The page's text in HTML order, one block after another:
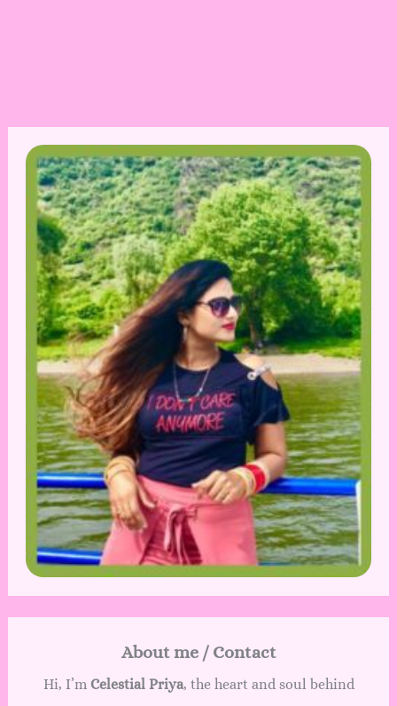
About me / Contact
Hi, I’m Celestial Priya, the heart and soul behind